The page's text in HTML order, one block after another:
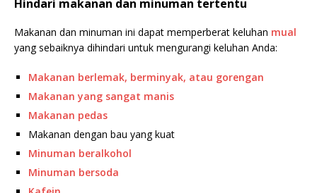
Hindari makanan dan minuman tertentu
Makanan dan minuman ini dapat memperberat keluhan mual
yang sebaiknya dihindari untuk mengurangi keluhan Anda:
Makanan berlemak, berminyak, atau gorengan
Makanan yang sangat manis
Makanan pedas
Makanan dengan bau yang kuat
Minuman beralkohol
Minuman bersoda